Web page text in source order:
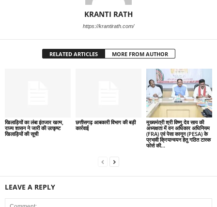
KRANTI RATH
https://krantirath.com/
RELATED ARTICLES MORE FROM AUTHOR
खिलाड़ियों का लंबा इंतजार खत्म,
राज्य शासन ने जारी की उत्कृष्ट
खिलाड़ियों की सूची
छत्तीसगढ़ आबकारी विभाग की बड़ी
कार्रवाई
मुख्यमंत्री श्री विष्णु देव साय की
अध्यक्षता में वन अधिकार अधिनियम
(FRA) एवं पेसा कानून (PESA) के
प्रभावी क्रियान्वयन हेतु गठित टास्क
फोर्स की...
LEAVE A REPLY